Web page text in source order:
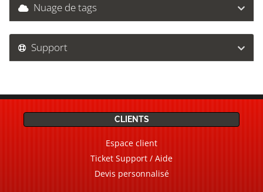
Nuage de tags
Support
CLIENTS
Espace client
Ticket Support / Aide
Devis personnalisé